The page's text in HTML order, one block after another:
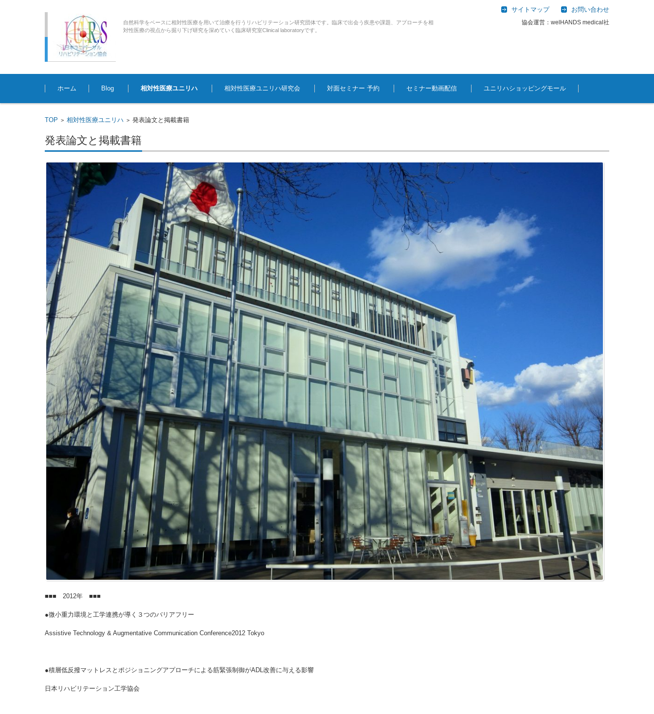
自然科学をベースに相対性医療を用いて治療を行うリハビリテーション研究団体です。臨床で出会う疾患や課題、アプローチを相
対性医療の視点から掘り下げ研究を深めていく臨床研究室Clinical laboratoryです。
サイトマップ お問い合わせ
協会運営：welHANDS medical社
コンテンツに移動
ホーム
Blog 相対性医療ユニリハ 相対性医療ユニリハ研究会 対面セミナー 予約 セミナー動画配信 ユニリハショッピングモール
TOP > 相対性医療ユニリハ > 発表論文と掲載書籍
発表論文と掲載書籍
■■■ 2012年 ■■■
●微小重力環境と工学連携が導く３つのバリアフリー
Assistive Technology & Augmentative Communication Conference2012 Tokyo
●積層低反撥マットレスとポジショニングアプローチによる筋緊張制御がADL改善に与える影響
日本リハビリテーション工学協会